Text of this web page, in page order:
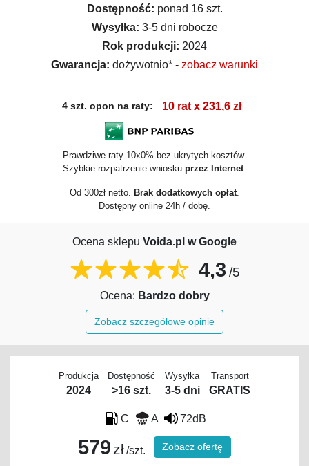
Dostępność: ponad 16 szt.
Wysyłka: 3-5 dni robocze
Rok produkcji: 2024
Gwarancja: dożywotnio* - zobacz warunki
4 szt. opon na raty: 10 rat x 231,6 zł
Prawdziwe raty 10x0% bez ukrytych kosztów.
Szybkie rozpatrzenie wniosku przez Internet
Od 300zł netto. Brak dodatkowych opłat
Dostępny online 24h / dobę.
Ocena sklepu Voida.pl w Google
4,3 /5
Ocena: Bardzo dobry
Zobacz szczegółowe opinie
Produkcja
2024
Dostępność
>16 szt.
Wysyłka
3-5 dni
Transport
GRATIS
C A 72dB
579 zł/szt. Zobacz ofertę